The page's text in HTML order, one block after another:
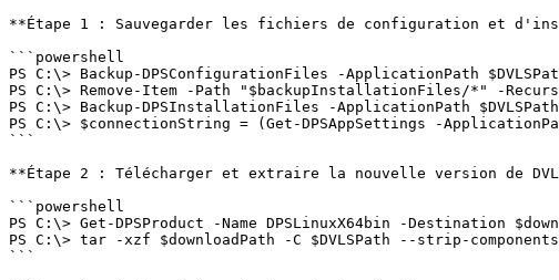
**Étape 1 : Sauvegarder les fichiers de configuration et
```powershell
PS C:\> Backup-DPSConfigurationFiles -ApplicationPath
PS C:\> Remove-Item -Path "$backupInstallationFiles/*" -
PS C:\> Backup-DPSInstallationFiles -ApplicationPath
PS C:\> $connectionString = (Get-DPSAppSettings -
```
**Étape 2 : Télécharger et extraire la nouvelle version de
```powershell
PS C:\> Get-DPSProduct -Name DPSLinuxX64bin -Destination
PS C:\> tar -xzf $downloadPath -C $DVLSPath --strip-
```